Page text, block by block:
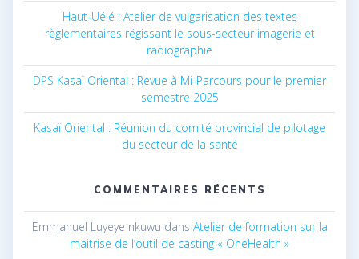
Haut-Uélé : Atelier de vulgarisation des textes
règlementaires régissant le sous-secteur imagerie et
radiographie
DPS Kasaï Oriental : Revue à Mi-Parcours pour le premier
semestre 2025
Kasaï Oriental : Réunion du comité provincial de pilotage
du secteur de la santé
COMMENTAIRES RÉCENTS
Emmanuel Luyeye nkuwu dans Atelier de formation sur la
maitrise de l’outil de casting « OneHealth »